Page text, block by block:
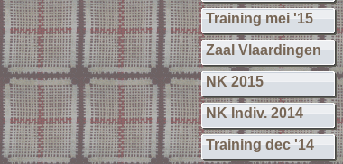
Training mei '15
Zaal Vlaardingen
NK 2015
NK Indiv. 2014
Training dec '14